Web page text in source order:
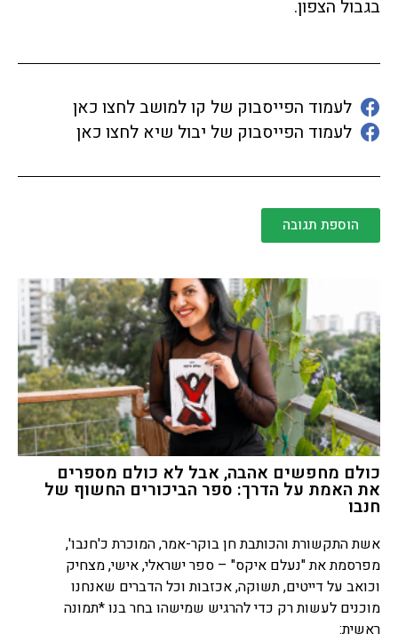
בגבול הצפון.
לעמוד הפייסבוק של קו למושב לחצו כאן
לעמוד הפייסבוק של יבול שיא לחצו כאן
הוספת תגובה
כולם מחפשים אהבה, אבל לא כולם מספרים
את האמת על הדרך: ספר הביכורים החשוף של
חנבו
אשת התקשורת והכותבת חן בוקר-אמר, המוכרת כ'חנבו',
מפרסמת את "נעלם איקס" – ספר ישראלי, אישי, מצחיק
וכואב על דייטים, תשוקה, אכזבות וכל הדברים שאנחנו
מוכנים לעשות רק כדי להרגיש שמישהו בחר בנו *תמונה
ראשית: